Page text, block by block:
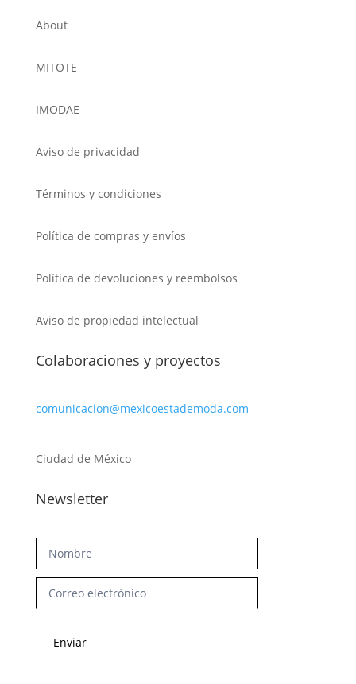
About
MITOTE
IMODAE
Aviso de privacidad
Términos y condiciones
Política de compras y envíos
Política de devoluciones y reembolsos
Aviso de propiedad intelectual
Colaboraciones y proyectos
comunicacion@mexicoestademoda.com
Ciudad de México
Newsletter
Newsletter
Enviar